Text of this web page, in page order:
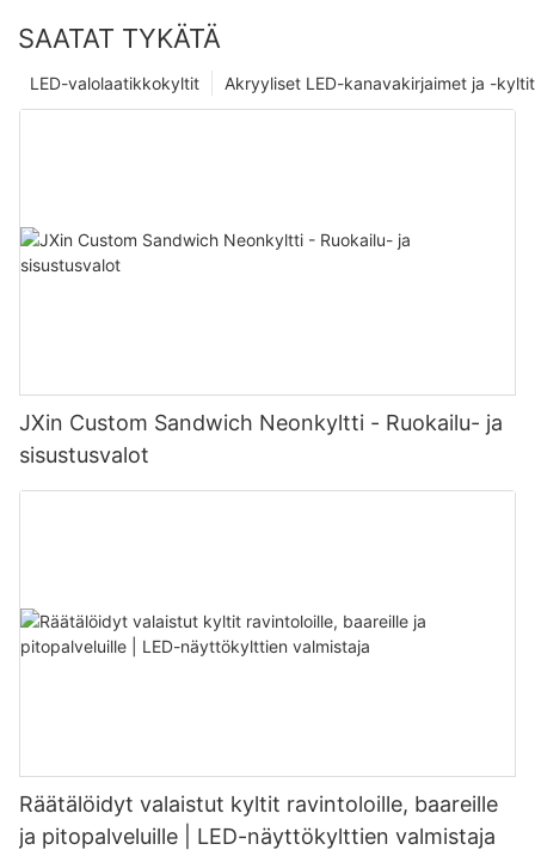
SAATAT TYKÄTÄ
Akryyliset LED-kanavakirjaimet ja -kyltit
LED-valolaatikkokyltit
JXin Custom Sandwich Neonkyltti - Ruokailu- ja
sisustusvalot
Räätälöidyt valaistut kyltit ravintoloille, baareille
ja pitopalveluille | LED-näyttökylttien valmistaja